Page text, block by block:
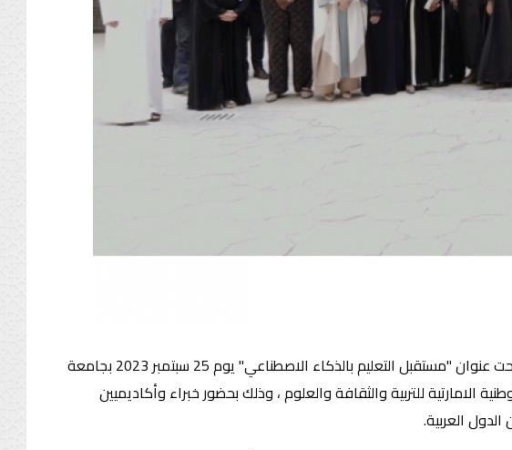
عقدت المنظمة العربية للتربية والثقافة والعلوم ندوة علمية حول استخدام تكنولوجيا الذكاء الاصطناعي في التعليم تحت عنوان "مستقبل التعليم بالذكاء الاصطناعي" يوم 25 سبتمبر 2023 بجامعة
الامارتية للتربية والثقافة والعلوم ، وذلك بحضور خبراء وأكاديميين
العربية.